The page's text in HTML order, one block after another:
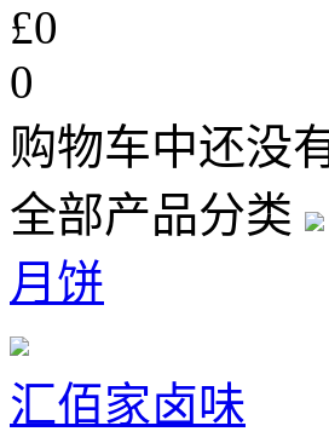
£0
0
购物车中还没
全部产品分类
月饼
汇佰家卤味